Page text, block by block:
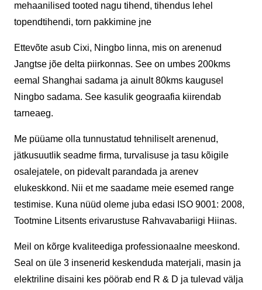
mehaanilised tooted nagu tihend, tihendus lehel
topendtihendi, torn pakkimine jne
Ettevõte asub Cixi, Ningbo linna, mis on arenenud
Jangtse jõe delta piirkonnas. See on umbes 200kms
eemal Shanghai sadama ja ainult 80kms kaugusel
Ningbo sadama. See kasulik geograafia kiirendab
tarneaeg.
Me püüame olla tunnustatud tehniliselt arenenud,
jätkusuutlik seadme firma, turvalisuse ja tasu kõigile
osalejatele, on pidevalt parandada ja arenev
elukeskkond. Nii et me saadame meie esemed range
testimise. Kuna nüüd oleme juba edasi ISO 9001: 2008,
Tootmine Litsents erivarustuse Rahvavabariigi Hiinas.
Meil on kõrge kvaliteediga professionaalne meeskond.
Seal on üle 3 insenerid keskenduda materjali, masin ja
elektriline disaini kes pöörab end R & D ja tulevad välja